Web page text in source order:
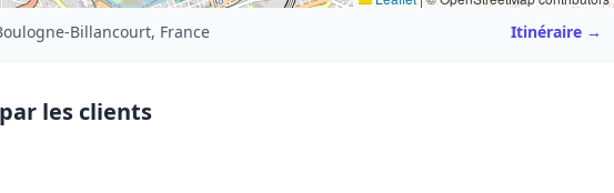
Billancourt, France Itinéraire →
les clients